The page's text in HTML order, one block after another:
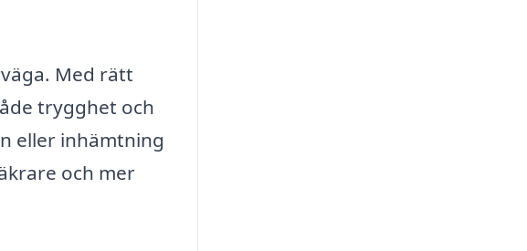
Med rätt
trygghet och
eller inhämtning
och mer